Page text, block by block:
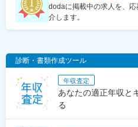
dodaに掲載中の求人を、
介します。
診断・書類作成ツール
年収査定
あなたの適正年収と
る